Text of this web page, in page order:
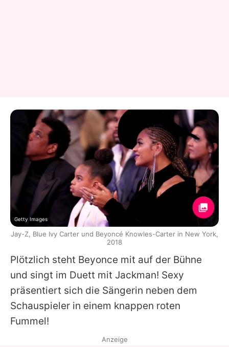
Plötzlich steht Beyonce mit auf der Bühne
und singt im Duett mit Jackman! Sexy
präsentiert sich die Sängerin neben dem
Schauspieler in einem knappen roten
Fummel!
Getty Images
Jay-Z, Blue Ivy Carter und Beyoncé Knowles-Carter in New York,
2018
Anzeige